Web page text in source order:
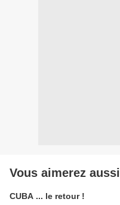
Vous aimerez aussi
CUBA ... le retour !